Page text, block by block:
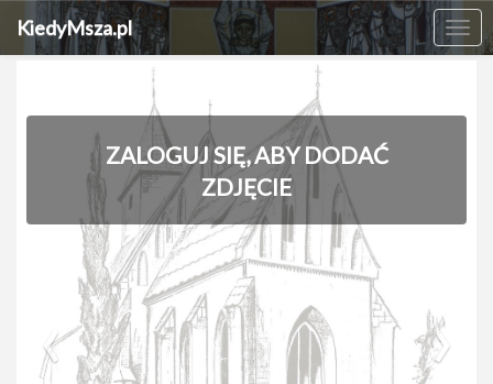
KiedyMsza.pl
ZALOGUJ SIĘ, ABY DODAĆ
ZDJĘCIE
‹ ›